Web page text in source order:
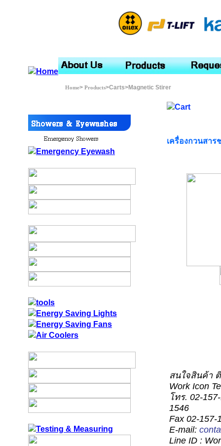
Home> Products>Carts>Magnetic Stirer
เครื่องกวนสา
สนใจสินค้า
Work Icon
โทร. 02-
1546
Fax 02-157-
E-mail:
Line ID :